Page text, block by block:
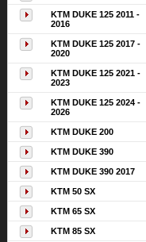
KTM DUKE 125 2011 -
2016
KTM DUKE 125 2017 -
2020
KTM DUKE 125 2021 -
2023
KTM DUKE 125 2024 -
2026
KTM DUKE 200
KTM DUKE 390
KTM DUKE 390 2017
KTM 50 SX
KTM 65 SX
KTM 85 SX